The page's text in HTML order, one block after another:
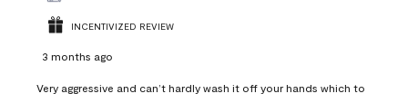
INCENTIVIZED REVIEW
3 months ago
Very aggressive and can’t hardly wash it off your hands which to